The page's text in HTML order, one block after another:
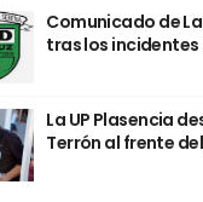
Comunicado de
tras los incidentes
La UP Plasencia
Terrón al frente